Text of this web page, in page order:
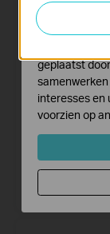
UE306
USB 3.0 naar
functionaliteit
verbeteren.
geplaatst
interesses en
voorzien op